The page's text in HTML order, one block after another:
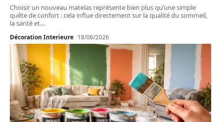
Choisir un nouveau matelas représente bien plus qu’une simple
quête de confort : cela influe directement sur la qualité du sommeil,
la santé et…
Décoration Interieure 18/06/2026